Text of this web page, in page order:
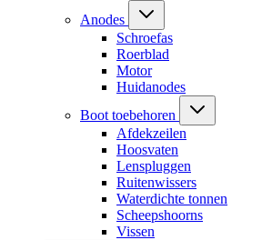
Anodes
Schroefas
Roerblad
Motor
Huidanodes
Boot toebehoren
Afdekzeilen
Hoosvaten
Lenspluggen
Ruitenwissers
Waterdichte tonnen
Scheepshoorns
Vissen